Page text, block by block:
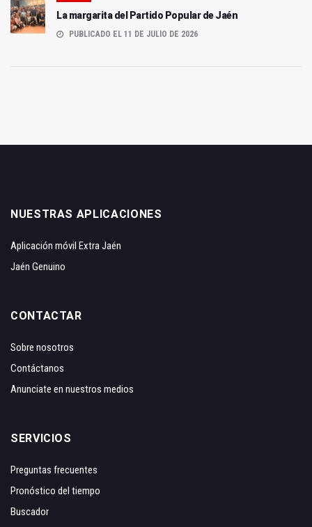
La margarita del Partido Popular de Jaén
PUBLICADO EL 11 DE JULIO DE 2026
NUESTRAS APLICACIONES
Aplicación móvil Extra Jaén
Jaén Genuino
CONTACTAR
Sobre nosotros
Contáctanos
Anunciate en nuestros medios
SERVICIOS
Preguntas frecuentes
Pronóstico del tiempo
Buscador